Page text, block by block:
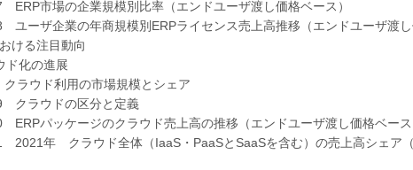
場の企業規模別比率（エンドユーザ渡し価格ベース）
企業の年商規模別ERPライセンス売上高推移（エンドユーザ渡し
ける注目動向
化の進展
ド利用の市場規模とシェア
ウドの区分と定義
ッケージのクラウド売上高の推移（エンドユーザ渡し価格ベース
クラウド全体（IaaS・PaaSとSaaSを含む）の売上高シェア（